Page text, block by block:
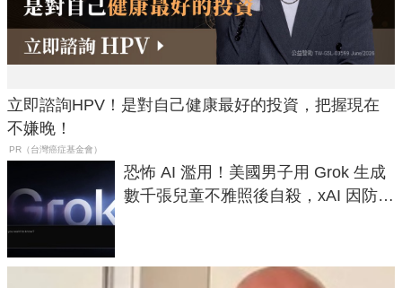
立即諮詢HPV！是對自己健康最好的投資，把握現在
不嫌晚！
PR（台灣癌症基金會）
恐怖 AI 濫用！美國男子用 Grok 生成
數千張兒童不雅照後自殺，xAI 因防護